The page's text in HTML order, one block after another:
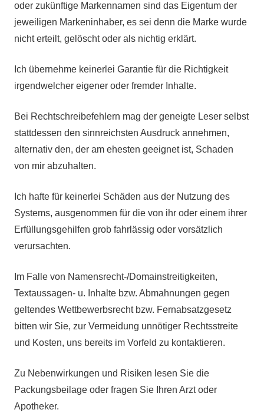
oder zukünftige Markennamen sind das Eigentum der
jeweiligen Markeninhaber, es sei denn die Marke wurde
nicht erteilt, gelöscht oder als nichtig erklärt.
Ich übernehme keinerlei Garantie für die Richtigkeit
irgendwelcher eigener oder fremder Inhalte.
Bei Rechtschreibefehlern mag der geneigte Leser selbst
stattdessen den sinnreichsten Ausdruck annehmen,
alternativ den, der am ehesten geeignet ist, Schaden
von mir abzuhalten.
Ich hafte für keinerlei Schäden aus der Nutzung des
Systems, ausgenommen für die von ihr oder einem ihrer
Erfüllungsgehilfen grob fahrlässig oder vorsätzlich
verursachten.
Im Falle von Namensrecht-/Domainstreitigkeiten,
Textaussagen- u. Inhalte bzw. Abmahnungen gegen
geltendes Wettbewerbsrecht bzw. Fernabsatzgesetz
bitten wir Sie, zur Vermeidung unnötiger Rechtsstreite
und Kosten, uns bereits im Vorfeld zu kontaktieren.
Zu Nebenwirkungen und Risiken lesen Sie die
Packungsbeilage oder fragen Sie Ihren Arzt oder
Apotheker.